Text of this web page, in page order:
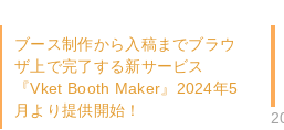
ブース制作から入稿までブラウ
ザ上で完了する新サービス
『Vket Booth Maker』2024年5
月より提供開始！